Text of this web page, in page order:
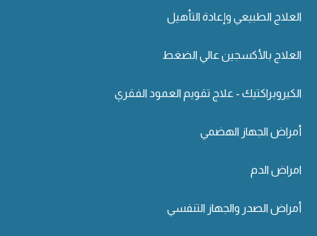
العلاج الطبيعي وإعادة التأهيل
العلاج بالأكسجين عالي الضغط
الكيروبراكتيك - علاج تقويم العمود الفقري
أمراض الجهاز الهضمي
امراض الدم
أمراض الصدر والجهاز التنفسي